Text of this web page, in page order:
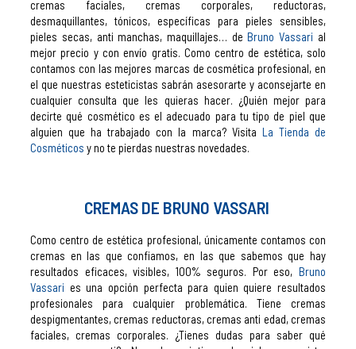
cremas faciales, cremas corporales, reductoras,
desmaquillantes, tónicos, específicas para pieles sensibles,
pieles secas, anti manchas, maquillajes… deBruno Vassari al
mejor precio y con envío gratis. Como centro de estética, solo
contamos con las mejores marcas de cosmética profesional, en
el que nuestras esteticistas sabrán asesorarte y aconsejarte en
cualquier consulta que les quieras hacer. ¿Quién mejor para
decirte qué cosmético es el adecuado para tu tipo de piel que
alguien que ha trabajado con la marca? Visita La Tienda de
Cosméticos y no te pierdas nuestras novedades.
CREMAS DE BRUNO VASSARI
Como centro de estética profesional, únicamente contamos con
cremas en las que confiamos, en las que sabemos que hay
resultados eficaces, visibles, 100% seguros. Por eso, Bruno
Vassari es una opción perfecta para quien quiere resultados
profesionales para cualquier problemática. Tiene cremas
despigmentantes, cremas reductoras, cremas anti edad, cremas
faciales, cremas corporales. ¿Tienes dudas para saber qué